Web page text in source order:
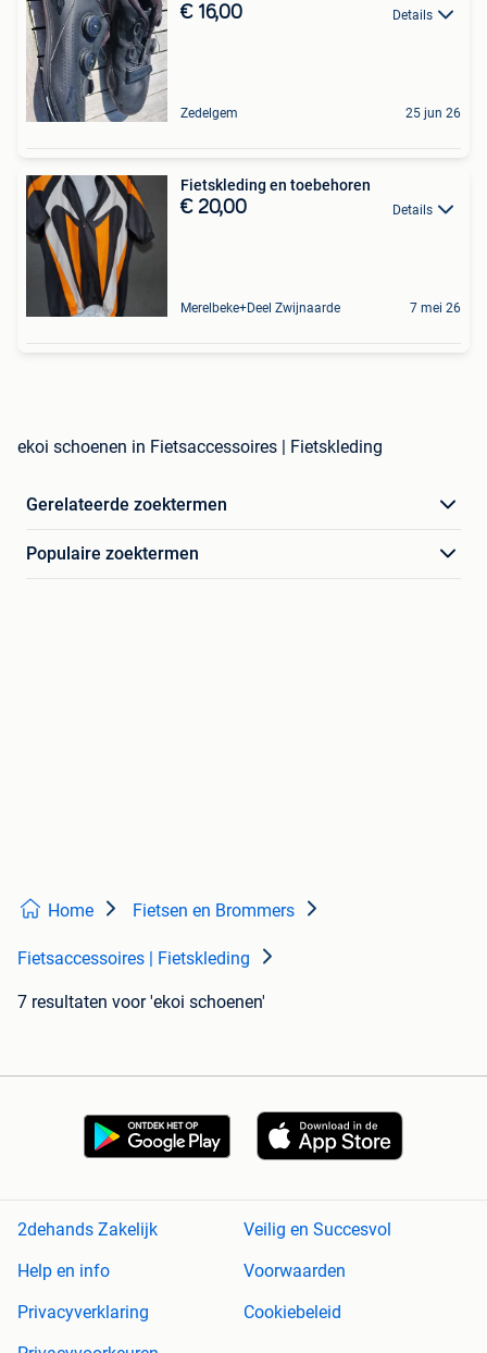
€ 16,00 Details
Zedelgem 25 jun 26
Fietskleding en toebehoren
€ 20,00 Details
Merelbeke+Deel Zwijnaarde 7 mei 26
ekoi schoenen in Fietsaccessoires | Fietskleding
Gerelateerde zoektermen
Populaire zoektermen
Home Fietsen en Brommers
Fietsaccessoires | Fietskleding
7 resultaten voor 'ekoi schoenen'
2dehands Zakelijk
Veilig en Succesvol
Help en info
Voorwaarden
Privacyverklaring
Cookiebeleid